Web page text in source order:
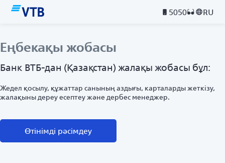
5050 RU
Еңбекақы жобасы
Банк ВТБ-дан (Қазақстан) жалақы жобасы бұл:
Жедел қосылу, құжаттар санының аздығы, карталарды жеткізу,
жалақыны дереу есептеу және дербес менеджер.
Өтінімді рәсімдеу